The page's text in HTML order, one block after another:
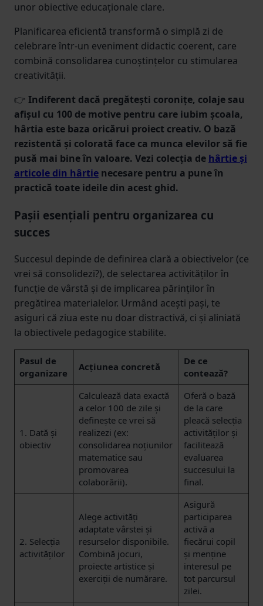
unor obiective educaționale clare.
Planificarea eficientă transformă o simplă zi de
celebrare într-un eveniment didactic coerent, care
combină consolidarea cunoștințelor cu stimularea
creativității.
👉 Indiferent dacă pregătești coronițe, colaje sau
afișul cu 100 de motive pentru care iubim școala,
hârtia este baza oricărui proiect creativ. O bază
rezistentă și colorată face ca munca elevilor să fie
pusă mai bine în valoare. Vezi colecția de hârtie și
articole din hârtie necesare pentru a pune în
practică toate ideile din acest ghid.
Pașii esențiali pentru organizarea cu
succes
Succesul depinde de definirea clară a obiectivelor (ce
vrei să consolidezi?), de selectarea activităților în
funcție de vârstă și de implicarea părinților în
pregătirea materialelor. Urmând acești pași, te
asiguri că ziua este nu doar distractivă, ci și aliniată
la obiectivele pedagogice stabilite.
Pasul de
organizare
Acțiunea concretă
De ce
contează?
1. Dată și
obiectiv
Calculează data exactă
a celor 100 de zile și
definește ce vrei să
realizezi (ex:
consolidarea noțiunilor
matematice sau
promovarea
colaborării).
Oferă o bază
de la care
pleacă selecția
activităților și
facilitează
evaluarea
succesului la
final.
2. Selecția
activităților
Alege activități
adaptate vârstei și
resurselor disponibile.
Combină jocuri,
proiecte artistice și
exerciții de numărare.
Asigură
participarea
activă a
fiecărui copil
și menține
interesul pe
tot parcursul
zilei.